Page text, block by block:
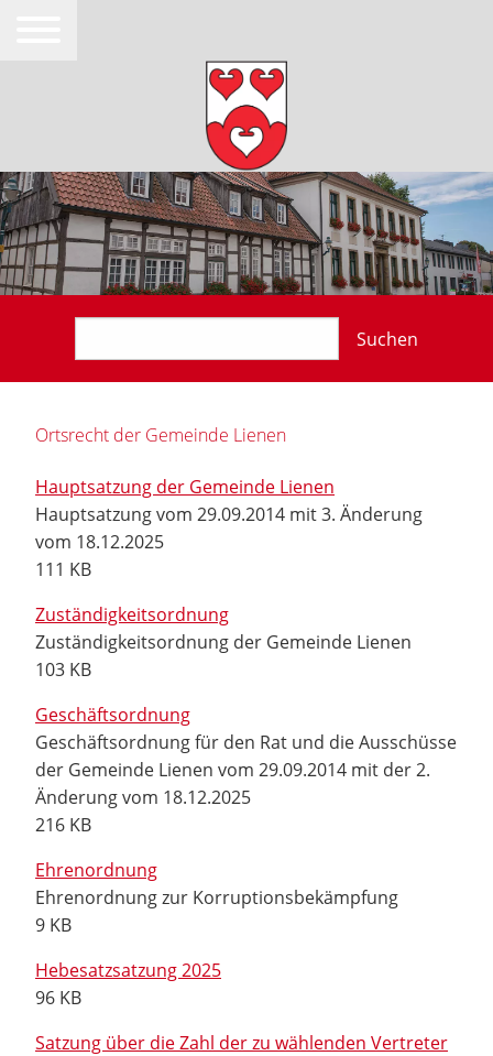
Suchen
Ortsrecht der Gemeinde Lienen
Hauptsatzung der Gemeinde Lienen
Hauptsatzung vom 29.09.2014 mit 3. Änderung
vom 18.12.2025
111 KB
Zuständigkeitsordnung
Zuständigkeitsordnung der Gemeinde Lienen
103 KB
Geschäftsordnung
Geschäftsordnung für den Rat und die Ausschüsse
der Gemeinde Lienen vom 29.09.2014 mit der 2.
Änderung vom 18.12.2025
216 KB
Ehrenordnung
Ehrenordnung zur Korruptionsbekämpfung
9 KB
Hebesatzsatzung 2025
96 KB
Satzung über die Zahl der zu wählenden Vertreter